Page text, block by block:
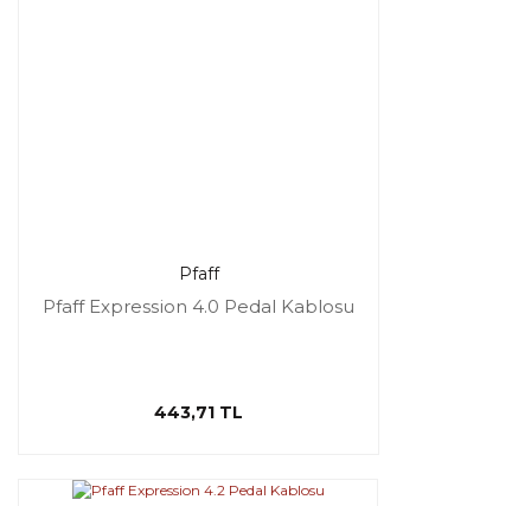
Pfaff
Pfaff Expression 4.0 Pedal Kablosu
443,71 TL